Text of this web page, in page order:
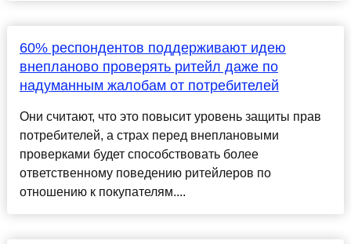
60% респондентов поддерживают идею
внепланово проверять ритейл даже по
надуманным жалобам от потребителей
Они считают, что это повысит уровень защиты прав
потребителей, а страх перед внеплановыми
проверками будет способствовать более
ответственному поведению ритейлеров по
отношению к покупателям....